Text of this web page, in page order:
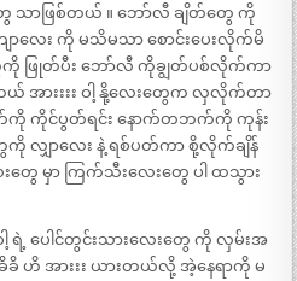
သာဖြစ်တယ် ။ ဘော်လီ ချိတ်တွေ ကို
ာလေး ကို မသိမသာ စောင်းပေးလိုက်မိ
ကို ဖြုတ်ပီး ဘော်လီ ကိုချွတ်ပစ်လိုက်ကာ
ားးးး ဝါ့ နို့လေးတွေက လှလိုက်တာ
က်ကို ကိုင်ပွတ်ရင်း နောက်တဘက်ကို ကုန်း
ကို လျှာလေး နဲ့ ရစ်ပတ်ကာ စို့လိုက်ချိန်
းတွေ မှာ ကြက်သီးလေးတွေ ပါ ထသွား
ရဲ့ ပေါင်တွင်းသားလေးတွေ ကို လှမ်းအ
ဟိ အားးး ယားတယ်လို့ အဲ့နေရာကို မ